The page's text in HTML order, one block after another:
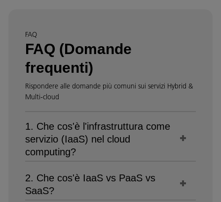
FAQ
FAQ (Domande
frequenti)
Rispondere alle domande più comuni sui servizi Hybrid &
Multi-cloud
1. Che cos'è l'infrastruttura come
servizio (IaaS) nel cloud
computing?
2. Che cos'è IaaS vs PaaS vs
SaaS?